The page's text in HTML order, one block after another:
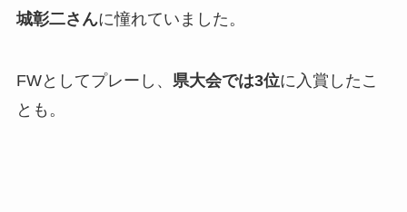
城彰二さんに憧れていました。
FWとしてプレーし、 県大会では3位に入賞したこ
とも。